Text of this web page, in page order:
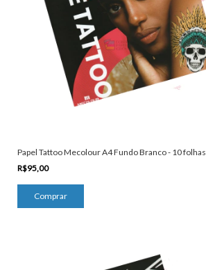
Papel Tattoo Mecolour A4 Fundo Branco - 10 folhas
R$95,00